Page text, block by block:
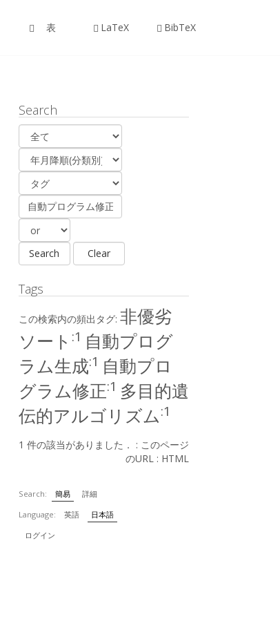
表 LaTeX BibTeX
Search
Tags
この検索内の頻出タグ: 非優劣
ソート :1 自動プログ
ラム生成:1 自動プロ
グラム修正:1 多目的遺
伝的アルゴリズム:1
1 件の該当がありました． : このページ
のURL : HTML
Search: 簡易
詳細
Language:
英語
日本語
ログイン